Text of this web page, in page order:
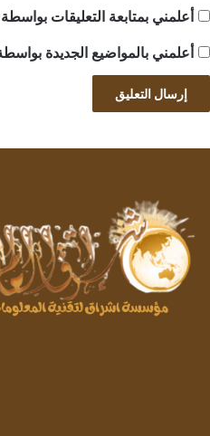
أعلمني بمتابعة التعليقات بواسطة
أعلمني بالمواضيع الجديدة